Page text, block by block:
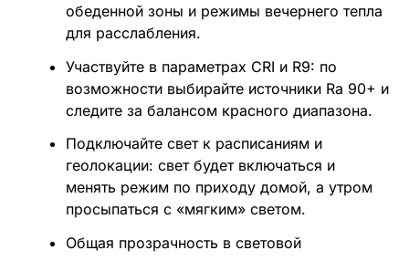
обеденной зоны и режимы вечернего тепла
для расслабления.
Участвуйте в параметрах CRI и R9: по
возможности выбирайте источники Ra 90+ и
следите за балансом красного диапазона.
Подключайте свет к расписаниям и
геолокации: свет будет включаться и
менять режим по приходу домой, а утром
просыпаться с «мягким» светом.
Общая прозрачность в световой